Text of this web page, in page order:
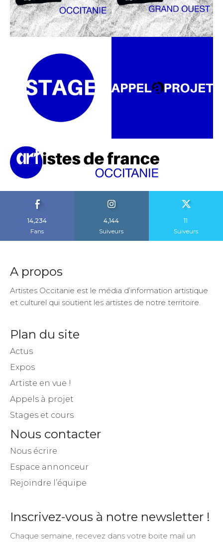
14,234
Fans
4,144
Suiveurs
11
Suiveurs
A propos
Artistes Occitanie est le média d’information artistique
et culturel qui soutient les artistes de notre territoire.
Plan du site
Actus
Expos
Artiste en vue !
Appels à projet
Stages et cours
Nous contacter
Nous écrire
Espace annonceur
Rejoindre l’équipe
Inscrivez-vous à notre newsletter !
Chaque semaine, recevez dans votre boite mail un